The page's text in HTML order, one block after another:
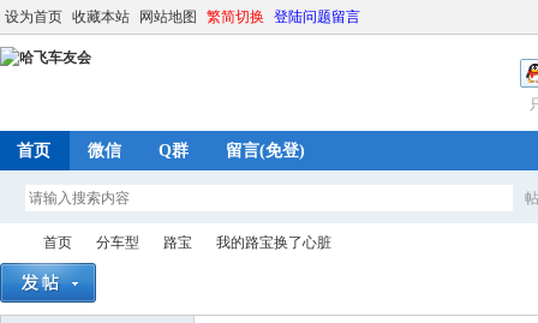
设为首页 收藏本站 网站地图 繁简切换 登陆问题留言
首页 微信 Q群 留言(免登)
首页 分车型 路宝 我的路宝换了心脏